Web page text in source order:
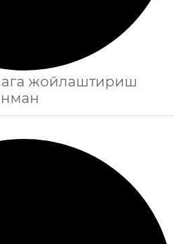
жойлаштириш